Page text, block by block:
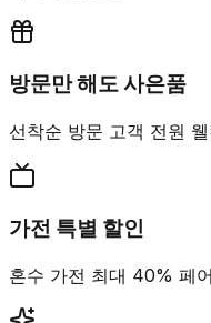
방문만 해도 사은품
선착순 방문 고객 전원
가전 특별 할인
혼수 가전 최대 40% 페